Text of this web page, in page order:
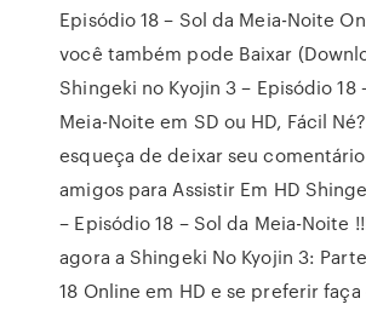
Episódio 18 – Sol da Meia-Noite
você também pode Baixar
Shingeki no Kyojin 3 – Episódio 18
Meia-Noite em SD ou HD, Fácil
esqueça de deixar seu
amigos para Assistir Em HD
– Episódio 18 – Sol da Meia-Noite
agora a Shingeki No Kyojin 3:
18 Online em HD e se preferir